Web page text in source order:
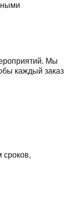
Мы
каждый заказ
сроков,